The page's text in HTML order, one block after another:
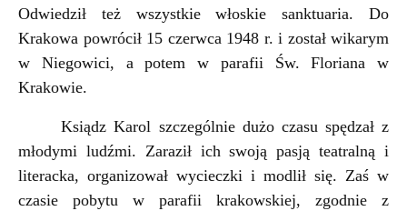
Odwiedził też wszystkie włoskie sanktuaria. Do
Krakowa powrócił 15 czerwca 1948 r. i został wikarym
w Niegowici, a potem w parafii Św. Floriana w
Krakowie.
Ksiądz Karol szczególnie dużo czasu spędzał z
młodymi ludźmi. Zaraził ich swoją pasją teatralną i
literacka, organizował wycieczki i modlił się. Zaś w
czasie pobytu w parafii krakowskiej, zgodnie z